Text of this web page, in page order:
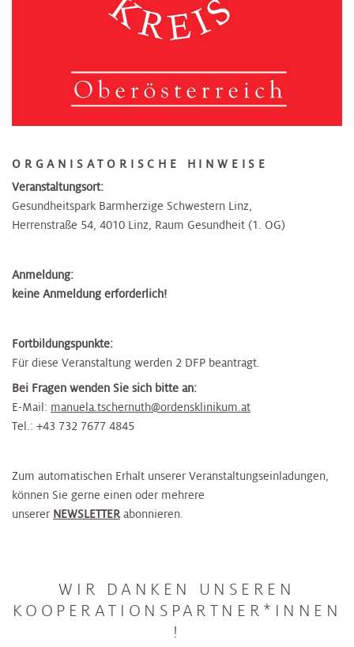
ORGANISATORISCHE HINWEISE
Veranstaltungsort:
Gesundheitspark Barmherzige Schwestern Linz,
Herrenstraße 54, 4010 Linz, Raum Gesundheit (1. OG)
Anmeldung:
keine Anmeldung erforderlich!
Fortbildungspunkte:
Für diese Veranstaltung werden 2 DFP beantragt.
Bei Fragen wenden Sie sich bitte an:
E-Mail: manuela.tschernuth@ordensklinikum.at
Tel.: +43 732 7677 4845
Zum automatischen Erhalt unserer Veranstaltungseinladungen,
können Sie gerne einen oder mehrere
unserer NEWSLETTER abonnieren.
WIR DANKEN UNSEREN
KOOPERATIONSPARTNER*INNEN
!